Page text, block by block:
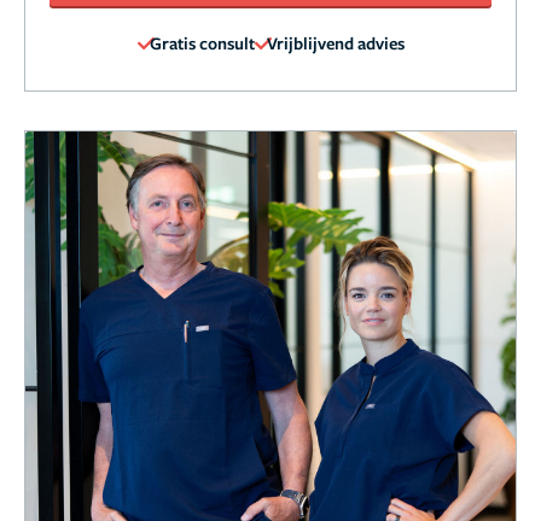
Gratis consult Vrijblijvend advies